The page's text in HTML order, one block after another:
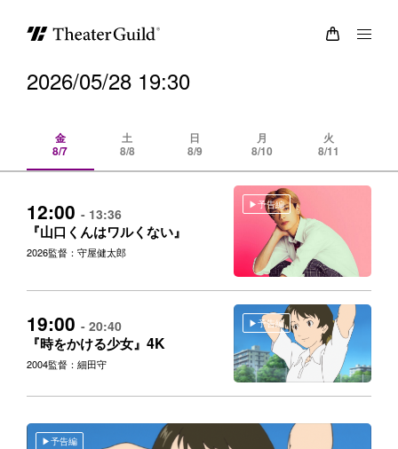
2026/05/28 19:30
金
8/7
土
8/8
日
8/9
月
8/10
火
8/11
予告編
12:00 - 13:36
『山口くんはワルくない』
2026監督：守屋健太郎
予告編
19:00 - 20:40
『時をかける少女』 4K
2004監督：細田守
予告編